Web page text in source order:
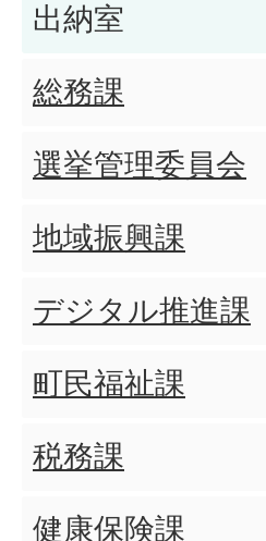
出納室
総務課
選挙管理委員会
地域振興課
デジタル推進課
町民福祉課
税務課
健康保険課